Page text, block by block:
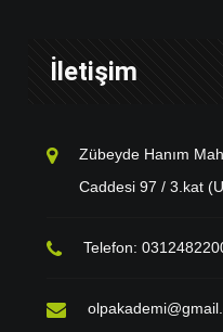
İletişim
Zübeyde Hanım
Caddesi 97 / 3.kat
Telefon: